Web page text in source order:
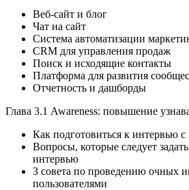
Веб-сайт и блог
Чат на сайт
Система автоматизации
CRM для управления продаж
Поиск и исходящие контакты
Платформа для развития
Отчетность и дашборды
Глава 3.1 Awareness: повышение
Как подготовиться к интервью с
Вопросы, которые следует
интервью
3 совета по проведению очных
пользователями